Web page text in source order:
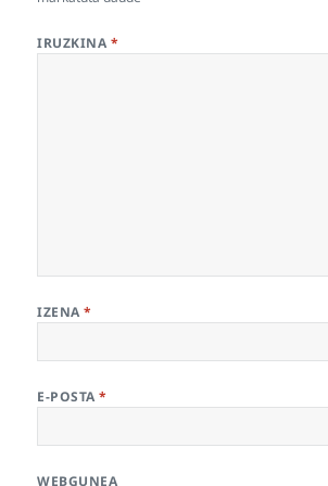
IRUZKINA *
IZENA*
E-POSTA*
WEBGUNEA